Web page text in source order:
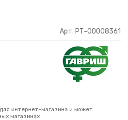
Арт. РТ-00008361
интернет-магазина и может
магазинах